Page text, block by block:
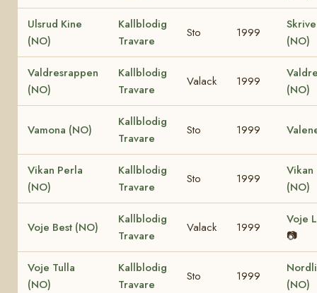
Ulsrud Kine
(NO)
Kallblodig
Travare
Sto 1999
(NO)
Valdresrappen
(NO)
Kallblodig
Travare
Valack 1999
(NO)
Vamona (NO)
Kallblodig
Travare
Sto 1999
Vikan Perla
(NO)
Kallblodig
Travare
Sto 1999
Vikan
(NO)
Voje Best (NO)
Kallblodig
Travare
Valack 1999
Voje
📷
Voje Tulla
(NO)
Kallblodig
Travare
Sto 1999
(NO)